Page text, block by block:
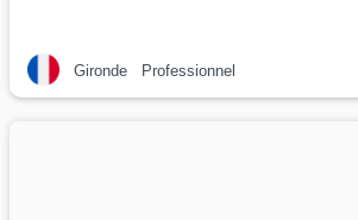
Gironde Professionnel